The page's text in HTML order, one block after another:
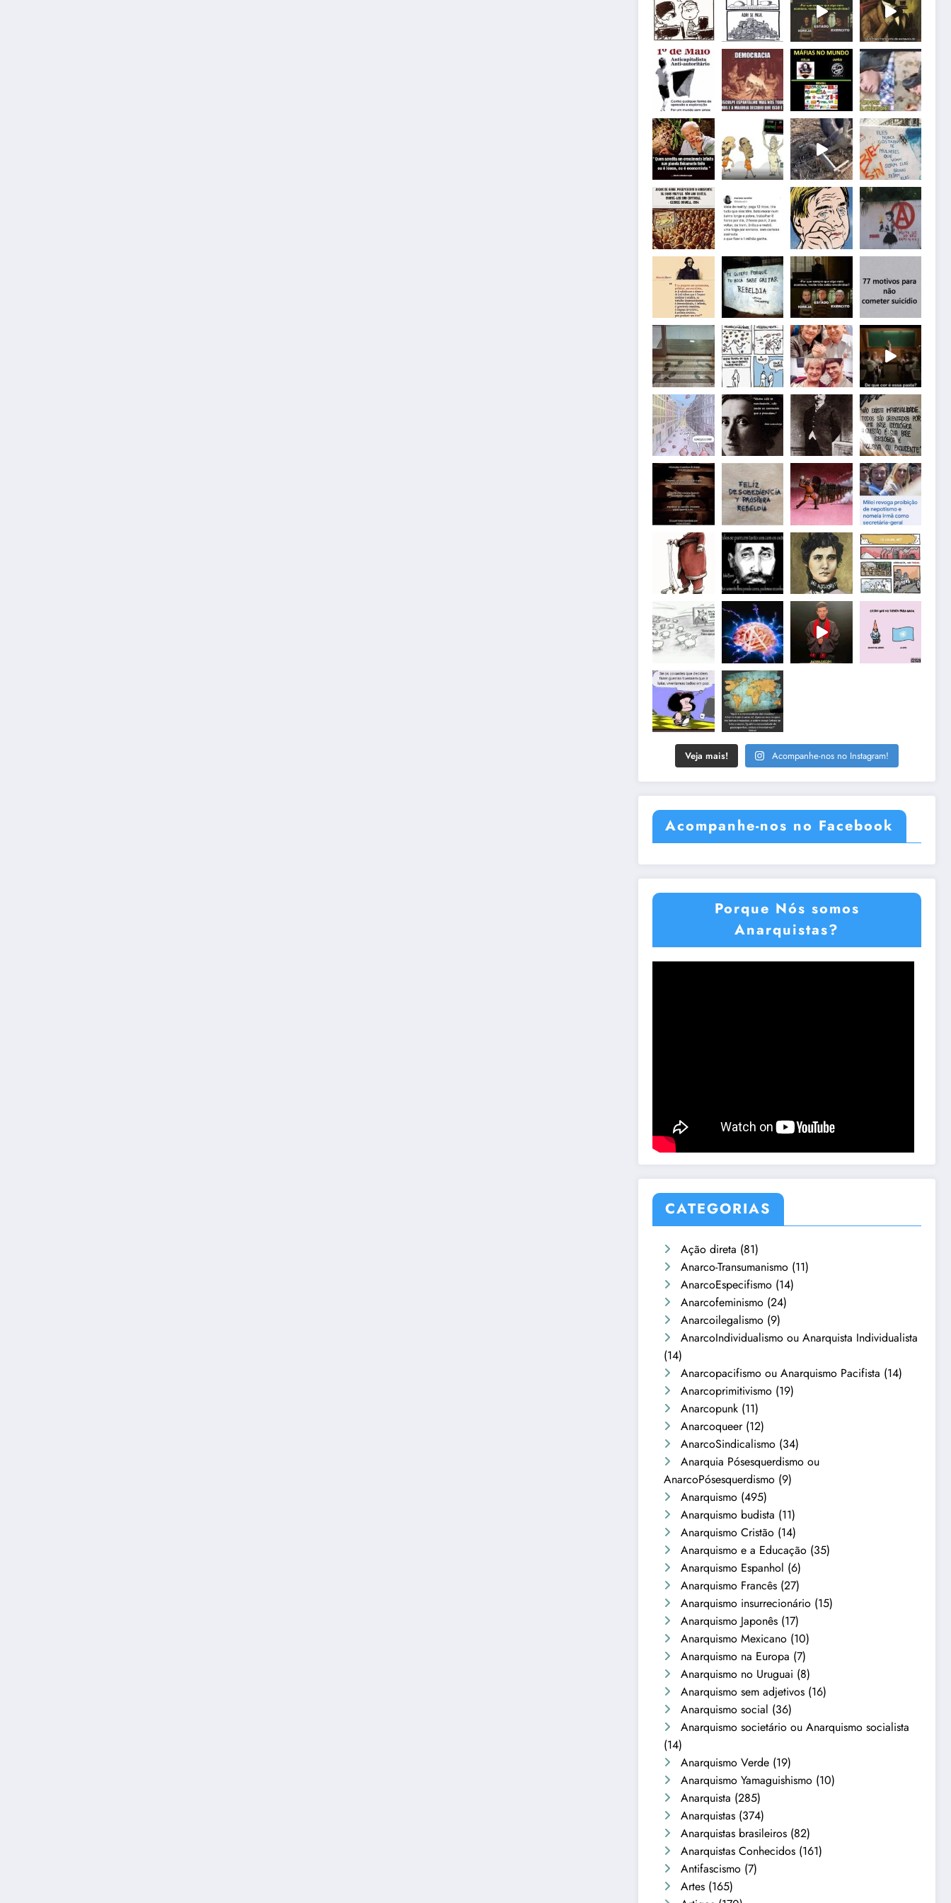
Veja mais! Acompanhe-nos no Instagram!
Acompanhe-nos no Facebook
Porque Nós somos
Anarquistas?
CATEGORIAS
Ação direta (81)
Anarco-Transumanismo (11)
AnarcoEspecifismo (14)
Anarcofeminismo (24)
Anarcoilegalismo (9)
AnarcoIndividualismo ou Anarquista Individualista
(14)
Anarcopacifismo ou Anarquismo Pacifista (14)
Anarcoprimitivismo (19)
Anarcopunk (11)
Anarcoqueer(12)
AnarcoSindicalismo (34)
Anarquia Pósesquerdismo ou
AnarcoPósesquerdismo (9)
Anarquismo (495)
Anarquismo budista (11)
Anarquismo Cristão (14)
Anarquismo e a Educação (35)
Anarquismo Espanhol (6)
Anarquismo Francês (27)
Anarquismo insurrecionário (15)
Anarquismo Japonês (17)
Anarquismo Mexicano (10)
Anarquismo na Europa (7)
Anarquismo no Uruguai (8)
Anarquismo sem adjetivos (16)
Anarquismo social (36)
Anarquismo societário ou Anarquismo socialista
(14)
Anarquismo Verde (19)
Anarquismo Yamaguishismo (10)
Anarquista (285)
Anarquistas (374)
Anarquistas brasileiros (82)
Anarquistas Conhecidos (161)
Antifascismo (7)
Artes (165)